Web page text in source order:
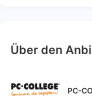
Über den
PC-